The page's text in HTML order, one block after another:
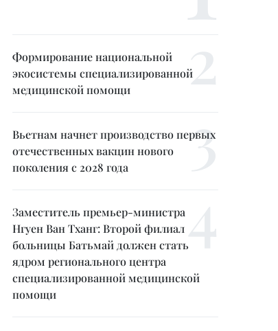
Формирование национальной
экосистемы специализированной
медицинской помощи
Вьетнам начнет производство первых
отечественных вакцин нового
поколения с 2028 года
Заместитель премьер-министра
Нгуен Ван Тханг: Второй филиал
больницы Батьмай должен стать
ядром регионального центра
специализированной медицинской
помощи